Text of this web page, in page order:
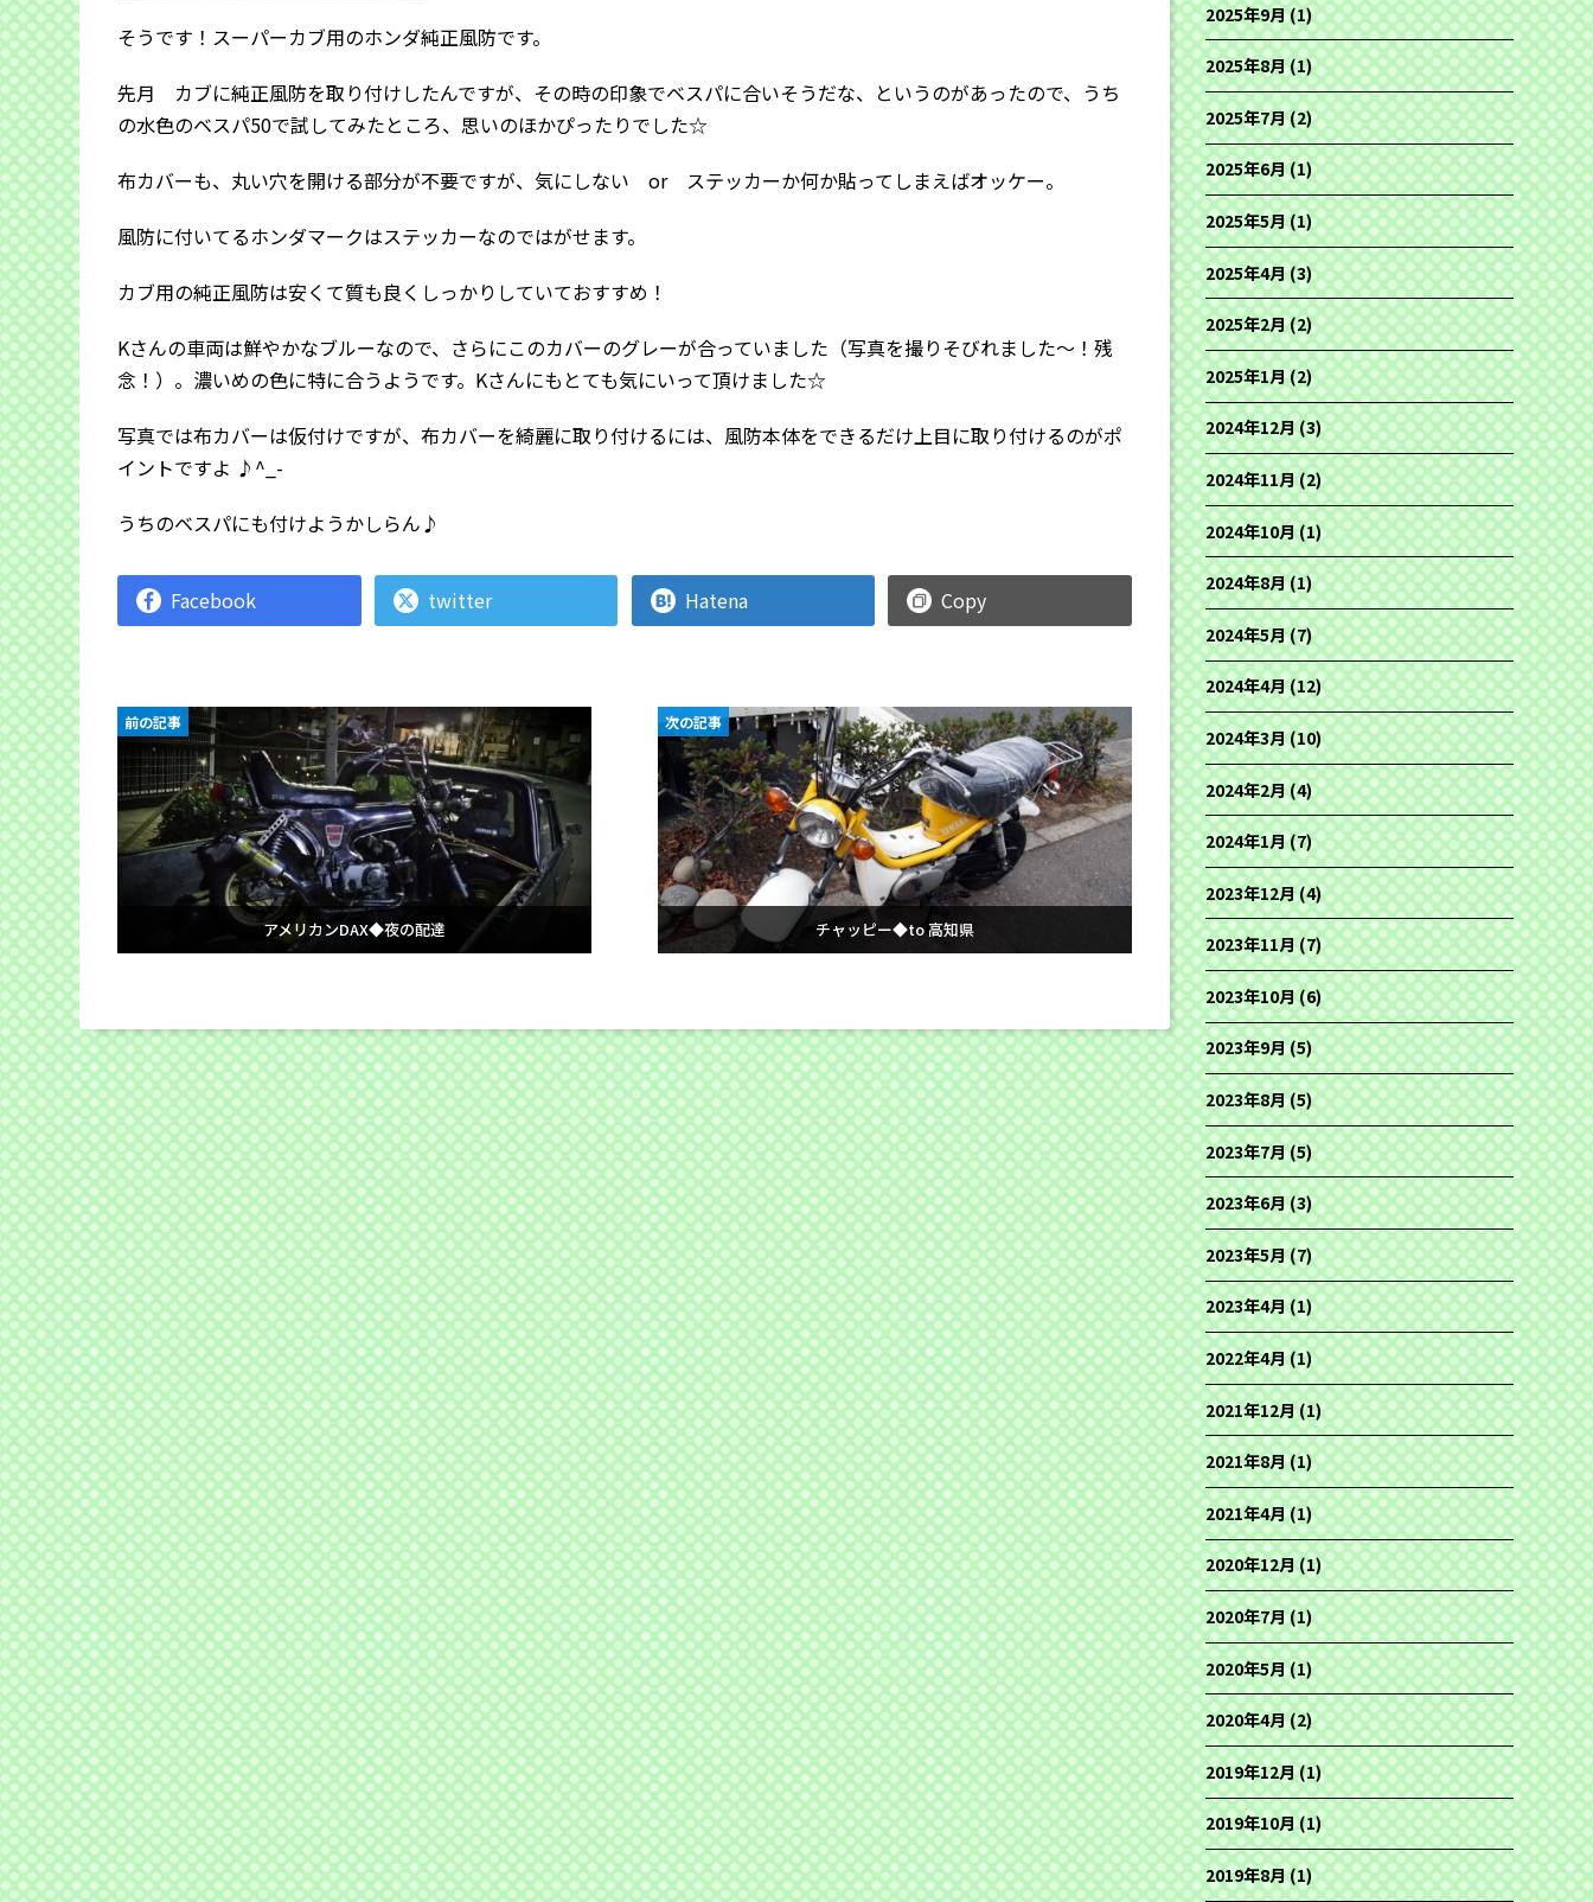
そうです！スーパーカブ用のホンダ純正風防です。
先月 カブに純正風防を取り付けしたんですが、その時の印象でベスパに合いそうだな、というのがあったので、うち
の水色のベスパ50で試してみたところ、思いのほかぴったりでした☆
布カバーも、丸い穴を開ける部分が不要ですが、気にしない or ステッカーか何か貼ってしまえばオッケー。
風防に付いてるホンダマークはステッカーなのではがせます。
カブ用の純正風防は安くて質も良くしっかりしていておすすめ！
Kさんの車両は鮮やかなブルーなので、さらにこのカバーのグレーが合っていました（写真を撮りそびれました〜！残
念！）。濃いめの色に特に合うようです。Kさんにもとても気にいって頂けました☆
写真では布カバーは仮付けですが、布カバーを綺麗に取り付けるには、風防本体をできるだけ上目に取り付けるのがポ
イントですよ ♪^_-
うちのベスパにも付けようかしらん♪
Facebook twitter Hatena Copy
アメリカンDAX◆夜の配達
前の記事
チャッピー◆to 高知県
次の記事
2025年9月(1)
2025年8月(1)
2025年7月(2)
2025年6月(1)
2025年5月(1)
2025年4月(3)
2025年2月(2)
2025年1月(2)
2024年12月(3)
2024年11月(2)
2024年10月(1)
2024年8月(1)
2024年5月(7)
2024年4月(12)
2024年3月(10)
2024年2月(4)
2024年1月(7)
2023年12月(4)
2023年11月(7)
2023年10月(6)
2023年9月(5)
2023年8月(5)
2023年7月(5)
2023年6月(3)
2023年5月(7)
2023年4月(1)
2022年4月(1)
2021年12月(1)
2021年8月(1)
2021年4月(1)
2020年12月(1)
2020年7月(1)
2020年5月(1)
2020年4月(2)
2019年12月(1)
2019年10月(1)
2019年8月(1)